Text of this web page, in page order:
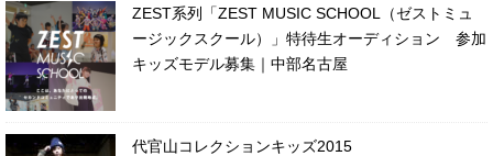
ZEST系列「ZEST MUSIC SCHOOL（ゼストミュ
ージックスクール）」特待生オーディション 参加
キッズモデル募集｜中部名古屋
代官山コレクションキッズ2015